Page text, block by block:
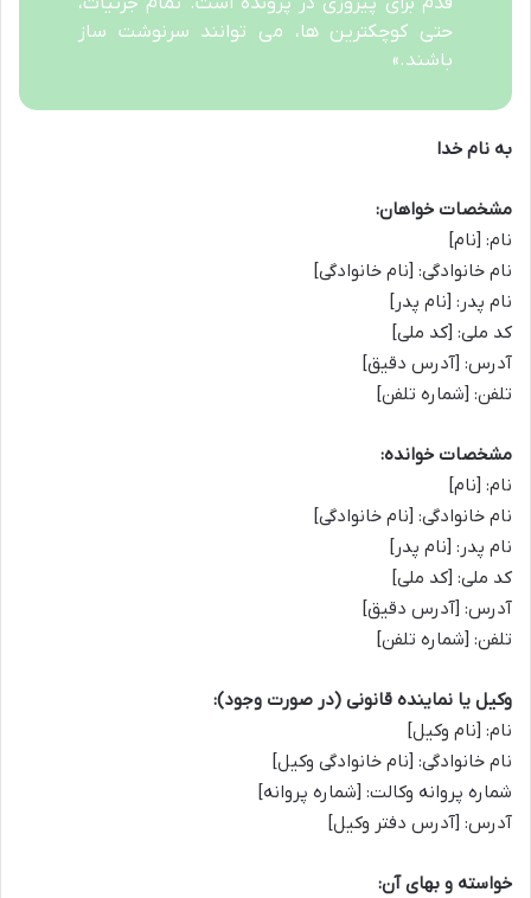
حتی کوچکترین ها، می توانند سرنوشت ساز
باشند.»
به نام خدا
مشخصات خواهان:
نام: [نام]
نام خانوادگی: [نام خانوادگی]
نام پدر: [نام پدر]
کد ملی: [کد ملی]
آدرس: [آدرس دقیق]
تلفن: [شماره تلفن]
مشخصات خوانده:
نام: [نام]
نام خانوادگی: [نام خانوادگی]
نام پدر: [نام پدر]
کد ملی: [کد ملی]
آدرس: [آدرس دقیق]
تلفن: [شماره تلفن]
وکیل یا نماینده قانونی (در صورت وجود):
نام: [نام وکیل]
نام خانوادگی: [نام خانوادگی وکیل]
شماره پروانه وکالت: [شماره پروانه]
آدرس: [آدرس دفتر وکیل]
خواسته و بهای آن: